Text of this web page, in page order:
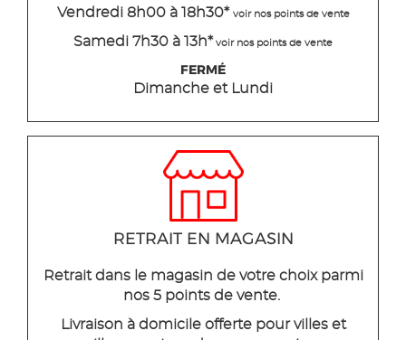
Vendredi 8h00 à 18h30* voir nos points de vente
Samedi 7h30 à 13h* voir nos points de vente
FERMÉ
Dimanche et Lundi
RETRAIT EN MAGASIN
Retrait dans le magasin de votre choix parmi
nos 5 points de vente.
Livraison à domicile offerte pour villes et